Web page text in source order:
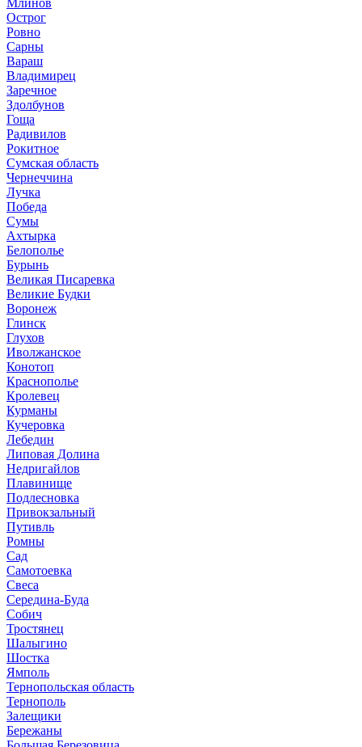
Млинов
Острог
Ровно
Сарны
Вараш
Владимирец
Заречное
Здолбунов
Гоща
Радивилов
Рокитное
Сумская область
Чернеччина
Лучка
Победа
Сумы
Ахтырка
Белополье
Бурынь
Великая Писаревка
Великие Будки
Воронеж
Глинск
Глухов
Иволжанское
Конотоп
Краснополье
Кролевец
Курманы
Кучеровка
Лебедин
Липовая Долина
Недригайлов
Плавинище
Подлесновка
Привокзальный
Путивль
Ромны
Сад
Самотоевка
Свеса
Середина-Буда
Собич
Тростянец
Шалыгино
Шостка
Ямполь
Тернопольская область
Тернополь
Залещики
Бережаны